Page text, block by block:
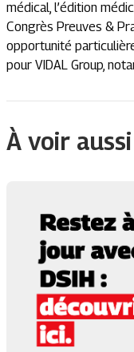
médical, l’édition
Congrès Preuves &
opportunité
pour VIDAL Group,
À voir